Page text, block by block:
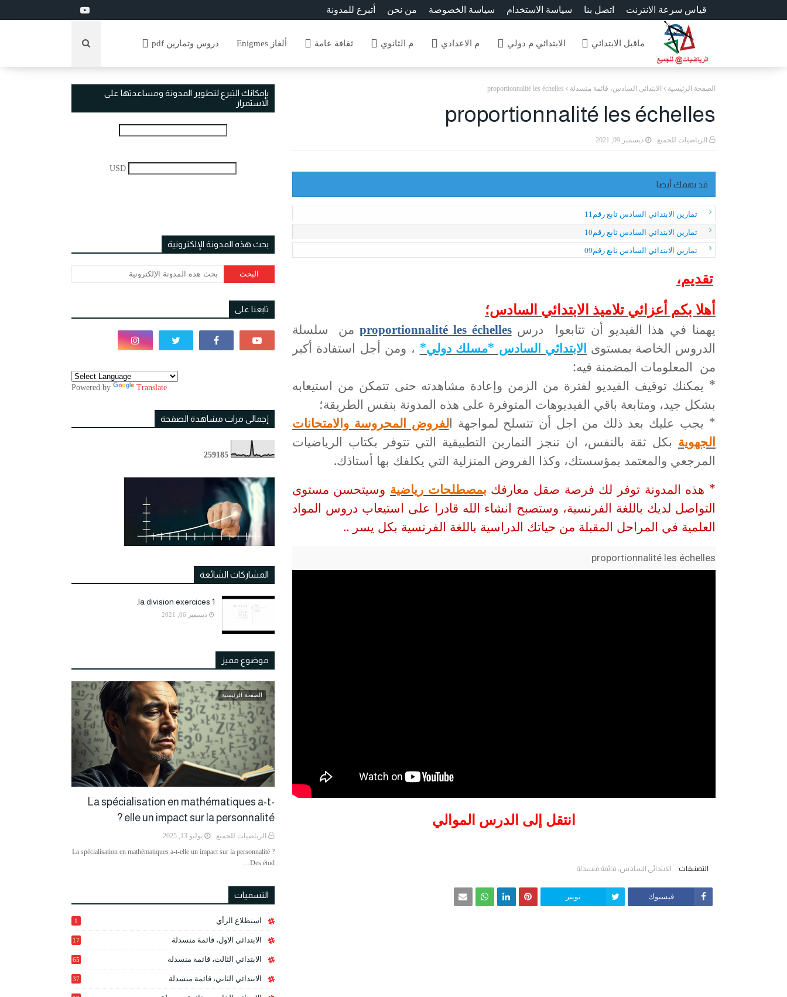
أتبرع للمدونة من نحن سياسة الخصوصة سياسة الاستخدام اتصل بنا قياس سرعة الانترنت
ماقبل الابتدائي الابتدائي م دولي م الاعدادي م الثانوي ثقافة عامة ألغاز Enigmes دروس وتمارين pdf
الصفحة الرئيسية الابتدائي السادس، قائمة منسدلة proportionnalité les échelles
proportionnalité les échelles
الرياضيات للجميع ديسمبر 09, 2021
قد يهمك أيضا
تمارين الابتدائي السادس تابع رقم11
تمارين الابتدائي السادس تابع رقم10
تمارين الابتدائي السادس تابع رقم09
تقديم،
أهلا بكم أعزائي تلاميذ الابتدائي السادس؛
يهمنا في هذا الفيديو أن تتابعوا درسproportionnalité les échellesمن سلسلة
الدروس الخاصة بمستوى الابتدائي السادس *مسلك دولي* ، ومن أجل استفادة أكبر
من المعلومات المضمنة فيه:
* يمكنك توقيف الفيديو لفترة من الزمن وإعادة مشاهدته حتى تتمكن من استيعابه
بشكل جيد، ومتابعة باقي الفيديوهات المتوفرة على هذه المدونة بنفس الطريقة؛
* يجب عليك بعد ذلك من اجل أن تتسلح لمواجهة الفروض المحروسة والامتحانات
الجهوية بكل ثقة بالنفس، ان تنجز التمارين التطبيقية التي تتوفر بكتاب الرياضيات
المرجعي والمعتمد بمؤسستك، وكذا الفروض المنزلية التي يكلفك بها أستاذك.
* هذه المدونة توفر لك فرصة صقل معارفك بمصطلحات رياضية وسيتحسن مستوى
التواصل لديك باللغة الفرنسية، وستصبح انشاء الله قادرا على استيعاب دروس المواد
العلمية في المراحل المقبلة من حياتك الدراسية باللغة الفرنسية بكل يسر ..
proportionnalité les échelles
انتقل إلى الدرس الموالي
التصنيفات الابتدائي السادس، قائمة منسدلة
فيسبوك تويتر
بإمكانك التبرع لتطوير المدونة ومساعدتها على
الاستمرار
USD
بحث هذه المدونة الإلكترونية
تابعنا على
Powered by Translate
إجمالي مرات مشاهدة الصفحة
259185
المشاركات الشائعة
la division exercices 1.
ديسمبر 06, 2021
موضوع مميز
الصفحة الرئيسية
La spécialisation en mathématiques a-t-
elle un impact sur la personnalité ?
الرياضيات للجميع
يوليو 13, 2025
La spécialisation en mathématiques a-t-elle un impact sur la personnalité ?
Des étud…
التسميات
استطلاع الرأي 1
الابتدائي الاول، قائمة منسدلة 17
الابتدائي الثالث، قائمة منسدلة 65
الابتدائي الثاني، قائمة منسدلة 37